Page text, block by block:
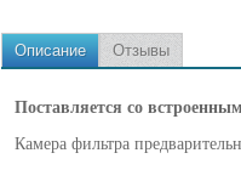
Описание Отзывы
Поставляется со
Камера фильтра